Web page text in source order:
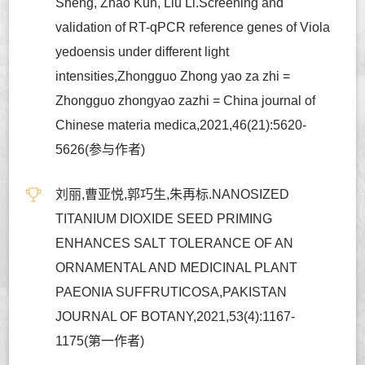
validation of RT-qPCR reference genes of Viola
yedoensis under different light
intensities,Zhongguo Zhong yao za zhi =
Zhongguo zhongyao zazhi = China journal of
Chinese materia medica,2021,46(21):5620-
5626(参与作者)
刘丽,曹亚悦,郭巧生,朱再标.NANOSIZED
TITANIUM DIOXIDE SEED PRIMING
ENHANCES SALT TOLERANCE OF AN
ORNAMENTAL AND MEDICINAL PLANT
PAEONIA SUFFRUTICOSA,PAKISTAN
JOURNAL OF BOTANY,2021,53(4):1167-
1175(第一作者)